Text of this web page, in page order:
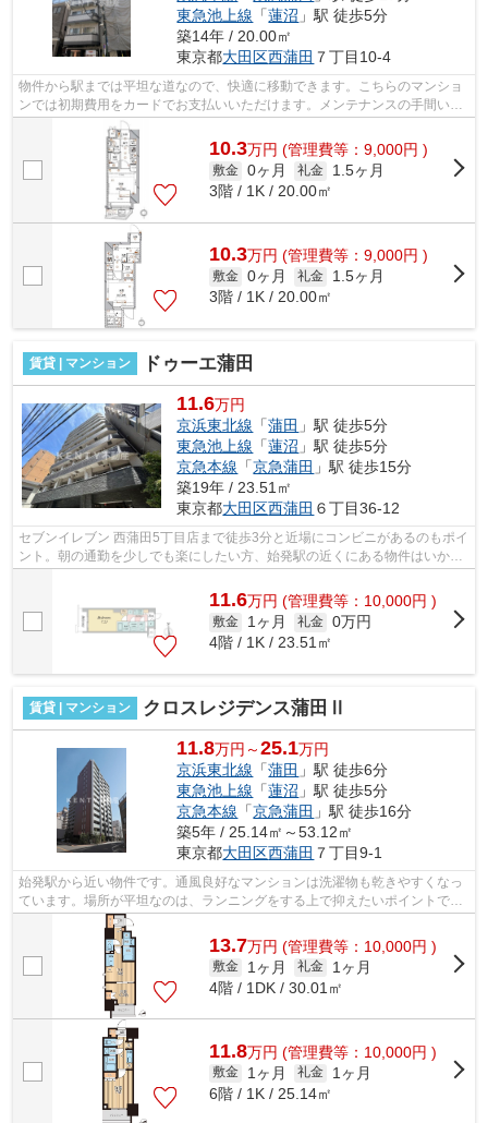
東急池上線 「蓮沼 」駅 徒歩5分
築14年 / 20.00㎡
東京都大田区西蒲田 ７丁目10-4
物件から駅までは平坦な道なので、快適に移動できます。こちらのマンショ
ンでは初期費用をカードでお支払いいただけます。メンテナンスの手間いら
ずで嬉しい、外観タイル張りを採用し...
10.3万円 (管理費等：9,000円 )
敷金 0ヶ月 礼金
1.5ヶ月
3階 / 1K / 20.00㎡
10.3万円 (管理費等：9,000円 )
敷金 0ヶ月 礼金
1.5ヶ月
3階 / 1K / 20.00㎡
賃貸 | マンション ドゥーエ蒲田
11.6万円
京浜東北線 「蒲田 」駅 徒歩5分
東急池上線 「蓮沼 」駅 徒歩5分
京急本線 「京急蒲田 」駅 徒歩15分
築19年 / 23.51㎡
東京都大田区西蒲田 ６丁目36-12
セブンイレブン 西蒲田5丁目店まで徒歩3分と近場にコンビニがあるのもポイ
ント。朝の通勤を少しでも楽にしたい方、始発駅の近くにある物件はいかが
ですか。こちらの物件はマンションで...
11.6万円 (管理費等：10,000円 )
敷金 1ヶ月 礼金 0万円
4階 / 1K / 23.51㎡
賃貸 | マンション クロスレジデンス蒲田Ⅱ
11.8万円～25.1万円
京浜東北線 「蒲田 」駅 徒歩6分
東急池上線 「蓮沼 」駅 徒歩5分
京急本線 「京急蒲田 」駅 徒歩16分
築5年 / 25.14㎡～53.12㎡
東京都大田区西蒲田 ７丁目9-1
始発駅から近い物件です。通風良好なマンションは洗濯物も乾きやすくなっ
ています。場所が平坦なのは、ランニングをする上で抑えたいポイントです
ね。防犯対策もバッチリなマンション...
13.7万円 (管理費等：10,000円 )
敷金 1ヶ月 礼金
1ヶ月
4階 / 1DK / 30.01㎡
11.8万円 (管理費等：10,000円 )
敷金 1ヶ月 礼金
1ヶ月
6階 / 1K / 25.14㎡